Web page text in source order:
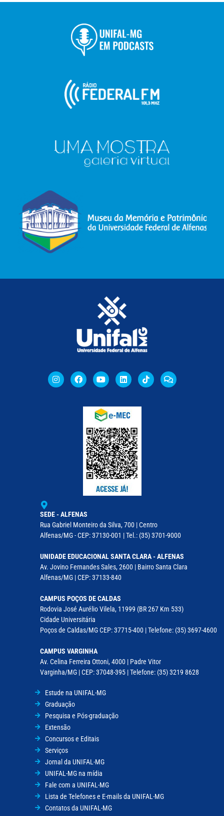
SEDE - ALFENAS
Rua Gabriel Monteiro da Silva, 700 | Centro
Alfenas/MG - CEP: 37130-001 | Tel.: (35) 3701-9000
UNIDADE EDUCACIONAL SANTA CLARA - ALFENAS
Av. Jovino Fernandes Sales, 2600 | Bairro Santa Clara
Alfenas/MG | CEP: 37133-840
CAMPUS POÇOS DE CALDAS
Rodovia José Aurélio Vilela, 11999 (BR 267 Km 533)
Cidade Universitária
Poços de Caldas/MG CEP: 37715-400 | Telefone: (35) 3697-4600
CAMPUS VARGINHA
Av. Celina Ferreira Ottoni, 4000 | Padre Vitor
Varginha/MG | CEP: 37048-395 | Telefone: (35) 3219 8628
Estude na UNIFAL-MG
Graduação
Pesquisa e Pós-graduação
Extensão
Concursos e Editais
Serviços
Jornal da UNIFAL-MG
UNIFAL-MG na mídia
Fale com a UNIFAL-MG
Lista de Telefones e E-mails da UNIFAL-MG
Contatos da UNIFAL-MG